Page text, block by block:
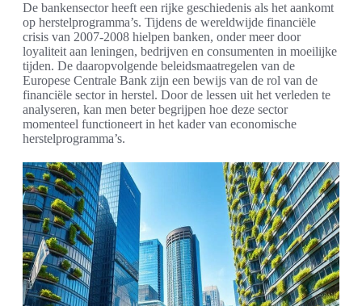
De bankensector heeft een rijke geschiedenis als het aankomt
op herstelprogramma’s. Tijdens de wereldwijde financiële
crisis van 2007-2008 hielpen banken, onder meer door
loyaliteit aan leningen, bedrijven en consumenten in moeilijke
tijden. De daaropvolgende beleidsmaatregelen van de
Europese Centrale Bank zijn een bewijs van de rol van de
financiële sector in herstel. Door de lessen uit het verleden te
analyseren, kan men beter begrijpen hoe deze sector
momenteel functioneert in het kader van economische
herstelprogramma’s.